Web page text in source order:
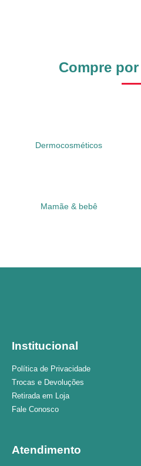
Compre
Dermocosméticos
Mamãe & bebê
Institucional
Política de Privacidade
Trocas e Devoluções
Retirada em Loja
Fale Conosco
Atendimento